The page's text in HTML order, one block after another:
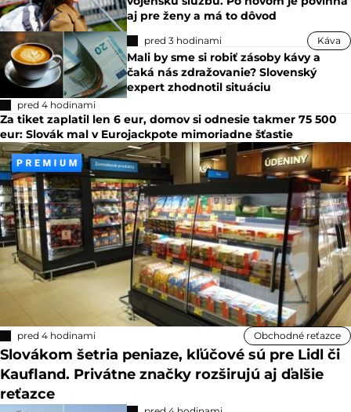
aj pre ženy a má to dôvod
pred 3 hodinami Káva
Mali by sme si robiť zásoby kávy a
čaká nás zdražovanie? Slovenský
expert zhodnotil situáciu
pred 4 hodinami
Za tiket zaplatil len 6 eur, domov si odnesie takmer 75 500
eur: Slovák mal v Eurojackpote mimoriadne šťastie
pred 4 hodinami Obchodné reťazce
Slovákom šetria peniaze, kľúčové sú pre Lidl či
Kaufland. Privátne značky rozširujú aj ďalšie
reťazce